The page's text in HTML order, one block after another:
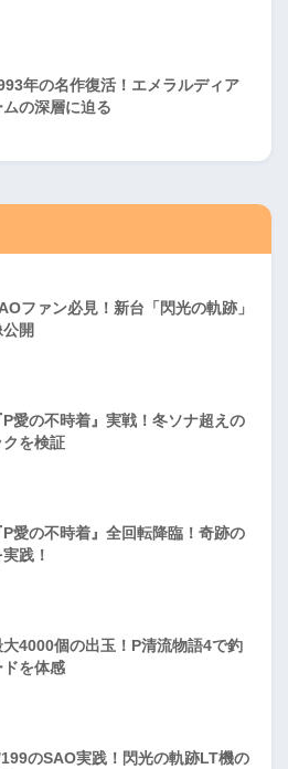
年の名作復活！エメラルディア
の深層に迫る
ファン必見！新台「閃光の軌跡」
開
P愛の不時着』実戦！冬ソナ超えの
を検証
P愛の不時着』全回転降臨！奇跡の
践！
大4000個の出玉！P清流物語4で釣
ドを体感
199のSAO実践！閃光の軌跡LT機の